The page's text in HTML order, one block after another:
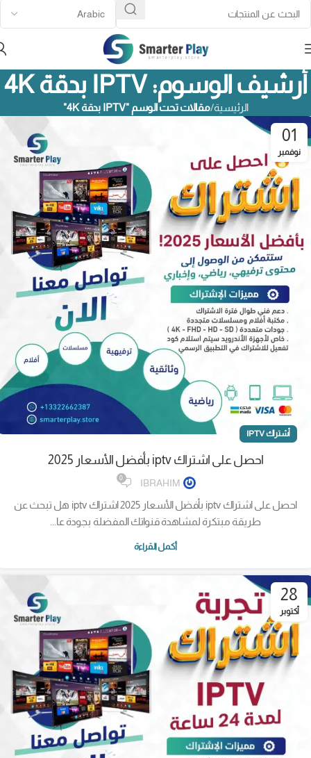
أرشيف الوسوم: IPTV بدقة 4K
الرئيسية مقالات تحت الوسم "IPTV بدقة 4K"
01
نوفمبر
أشتراك IPTV
احصل على اشتراك iptv بأفضل الأسعار 2025
IBRAHIM
0
احصل على اشتراك iptv بأفضل الأسعار 2025 اشتراك iptv هل تبحث عن
طريقة مبتكرة لمشاهدة قنواتك المفضلة بجودة عا...
أكمل القراءة
28
أكتوبر